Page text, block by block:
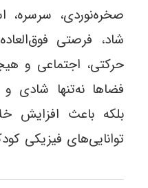
صخره‌نوردی،
شاد، فرصتی
حرکتی، اجتماعی و
فضاها نه‌تنها شادی
بلکه باعث افزایش
توانایی‌های فیزیکی